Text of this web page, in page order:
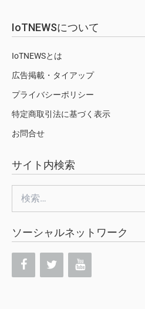
IoTNEWSについて
IoTNEWSとは
広告掲載・タイアップ
プライバシーポリシー
特定商取引法に基づく表示
お問合せ
サイト内検索
索:
ソーシャルネットワーク